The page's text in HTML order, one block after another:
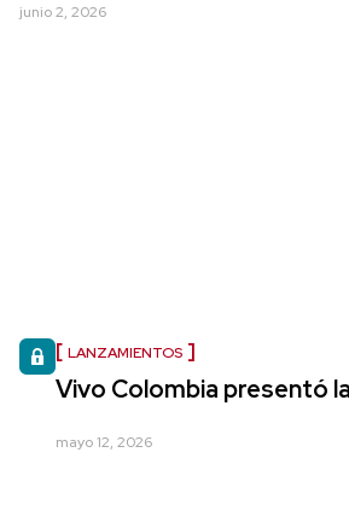
junio 2, 2026
LANZAMIENTOS
Vivo Colombia presentó
mayo 12, 2026